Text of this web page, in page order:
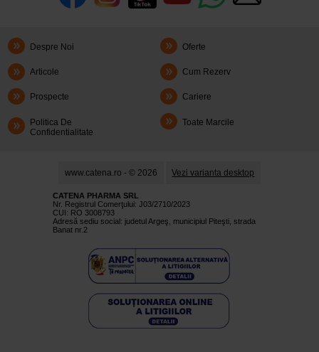
Despre Noi Oferte
Articole Cum Rezerv
Prospecte Cariere
Politica De
Confidentialitate
Toate Marcile
www.catena.ro - © 2026 Vezi varianta desktop
CATENA PHARMA SRL
Nr. Registrul Comerţului: J03/2710/2023
CUI: RO 3008793
Adresă sediu social: judetul Argeş, municipiul Piteşti, strada
Banat nr.2